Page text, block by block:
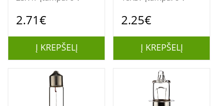
2.71€
Į KREPŠELĮ
2.25€
Į KREPŠELĮ